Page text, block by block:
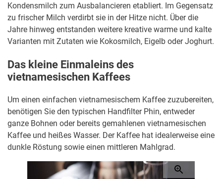
Kondensmilch zum Ausbalancieren etabliert. Im Gegensatz
zu frischer Milch verdirbt sie in der Hitze nicht. Über die
Jahre hinweg entstanden weitere kreative warme und kalte
Varianten mit Zutaten wie Kokosmilch, Eigelb oder Joghurt.
Das kleine Einmaleins des
vietnamesischen Kaffees
Um einen einfachen vietnamesischem Kaffee zuzubereiten,
benötigen Sie den typischen Handfilter Phin, entweder
ganze Bohnen oder bereits gemahlenen vietnamesischen
Kaffee und heißes Wasser. Der Kaffee hat idealerweise eine
dunkle Röstung sowie einen mittleren Mahlgrad.